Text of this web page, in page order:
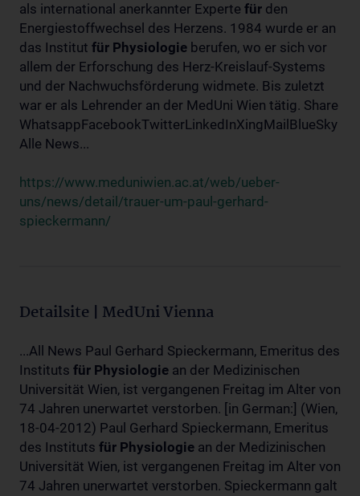
als international anerkannter Experte für den
Energiestoffwechsel des Herzens. 1984 wurde er an
das Institut für Physiologie berufen, wo er sich vor
allem der Erforschung des Herz-Kreislauf-Systems
und der Nachwuchsförderung widmete. Bis zuletzt
war er als Lehrender an der MedUni Wien tätig. Share
WhatsappFacebookTwitterLinkedInXingMailBlueSky
Alle News...
https://www.meduniwien.ac.at/web/ueber-
uns/news/detail/trauer-um-paul-gerhard-
spieckermann/
Detailsite | MedUni Vienna
...All News Paul Gerhard Spieckermann, Emeritus des
Instituts für Physiologie an der Medizinischen
Universität Wien, ist vergangenen Freitag im Alter von
74 Jahren unerwartet verstorben. [in German:] (Wien,
18-04-2012) Paul Gerhard Spieckermann, Emeritus
des Instituts für Physiologie an der Medizinischen
Universität Wien, ist vergangenen Freitag im Alter von
74 Jahren unerwartet verstorben. Spieckermann galt